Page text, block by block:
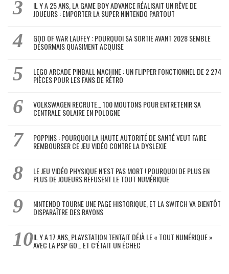
IL Y A 25 ANS, LA GAME BOY ADVANCE RÉALISAIT UN RÊVE DE
JOUEURS : EMPORTER LA SUPER NINTENDO PARTOUT
GOD OF WAR LAUFEY : POURQUOI SA SORTIE AVANT 2028 SEMBLE
DÉSORMAIS QUASIMENT ACQUISE
LEGO ARCADE PINBALL MACHINE : UN FLIPPER FONCTIONNEL DE 2 274
PIÈCES POUR LES FANS DE RÉTRO
VOLKSWAGEN RECRUTE… 100 MOUTONS POUR ENTRETENIR SA
CENTRALE SOLAIRE EN POLOGNE
POPPINS : POURQUOI LA HAUTE AUTORITÉ DE SANTÉ VEUT FAIRE
REMBOURSER CE JEU VIDÉO CONTRE LA DYSLEXIE
LE JEU VIDÉO PHYSIQUE N’EST PAS MORT ! POURQUOI DE PLUS EN
PLUS DE JOUEURS REFUSENT LE TOUT NUMÉRIQUE
NINTENDO TOURNE UNE PAGE HISTORIQUE, ET LA SWITCH VA BIENTÔT
DISPARAÎTRE DES RAYONS
IL Y A 17 ANS, PLAYSTATION TENTAIT DÉJÀ LE « TOUT NUMÉRIQUE »
AVEC LA PSP GO… ET C’ÉTAIT UN ÉCHEC